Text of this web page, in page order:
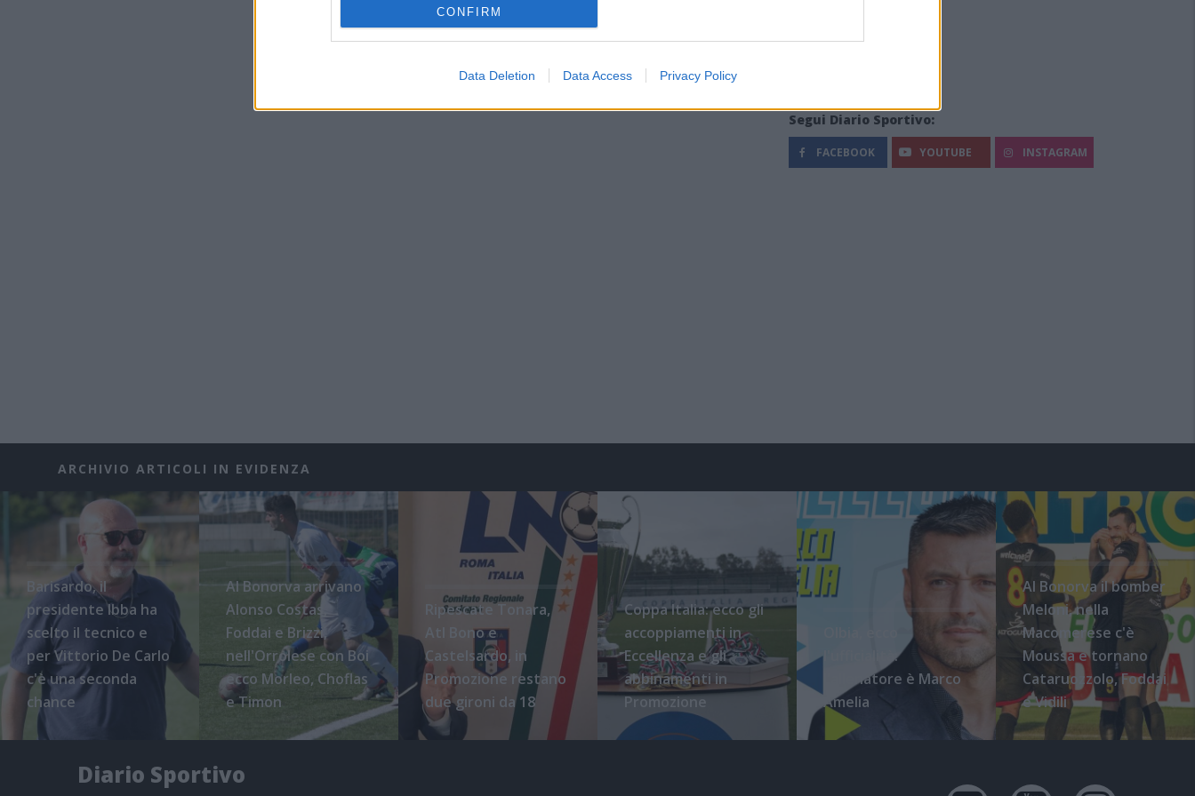
CONFIRM
Data Deletion Data Access Privacy Policy
Segui Diario Sportivo:
FACEBOOK YOUTUBE INSTAGRAM
ARCHIVIO ARTICOLI IN EVIDENZA
Barisardo, il
presidente Ibba ha
scelto il tecnico e
per Vittorio De Carlo
c'è una seconda
chance
Al Bonorva arrivano
Alonso Costas,
Foddai e Brizzi,
nell'Orrolese con Boi
ecco Morleo, Choflas
e Timon
Ripescate Tonara,
Atl Bono e
Castelsardo, in
Promozione restano
due gironi da 18
Coppa Italia: ecco gli
accoppiamenti in
Eccellenza e gli
abbinamenti in
Promozione
l'ufficialità:
l'allenatore è Marco
Amelia
Al Bonorva il bomber
Meloni, nella
Macomerese c'è
Moussa e tornano
Cataruozzolo, Foddai
e Vidili
Diario Sportivo